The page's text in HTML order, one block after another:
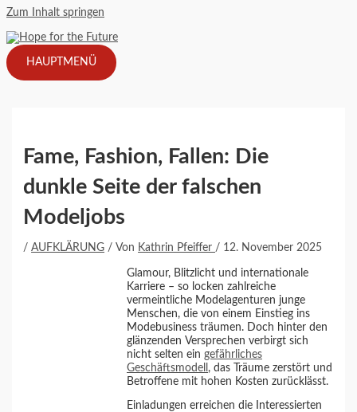
Zum Inhalt springen
HAUPTMENÜ
Fame, Fashion, Fallen: Die
dunkle Seite der falschen
Modeljobs
/AUFKLÄRUNG / Von Kathrin Pfeiffer / 12. November 2025
Glamour, Blitzlicht und internationale
Karriere – so locken zahlreiche
vermeintliche Modelagenturen junge
Menschen, die von einem Einstieg ins
Modebusiness träumen. Doch hinter den
glänzenden Versprechen verbirgt sich
nicht selten ein gefährliches
Geschäftsmodell , das Träume zerstört und
Betroffene mit hohen Kosten zurücklässt.
Einladungen erreichen die Interessierten